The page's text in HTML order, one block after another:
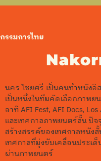
กรรมการไทย
นคร ไชยศรี เป็นคนทำหนัง
เป็นหนึ่งในทีมคัดเลือกภาพย
อาทิ AFI Fest, AFI Docs,
และเทศกาลภาพยนตร์สั้น ปั
สร้างสรรค์ของเทศกาลหนัง
เทศกาลที่มุ่งขับเคลื่อนประเ
ผ่านภาพยนตร์